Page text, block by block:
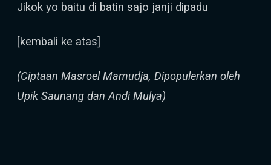
Jikok yo baitu di batin sajo janji dipadu
[kembali ke atas]
(Ciptaan Masroel Mamudja, Dipopulerkan oleh
Upik Saunang dan Andi Mulya)